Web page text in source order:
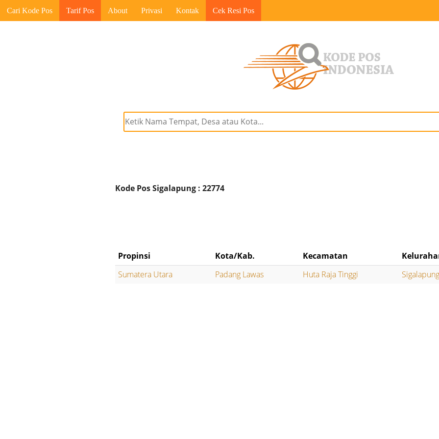
Cari Kode Pos Tarif Pos About Privasi Kontak Cek Resi Pos
Kode Pos Sigalapung : 22774
Propinsi Kota/Kab. Kecamatan
Sumatera Utara
Padang Lawas Huta Raja Tinggi